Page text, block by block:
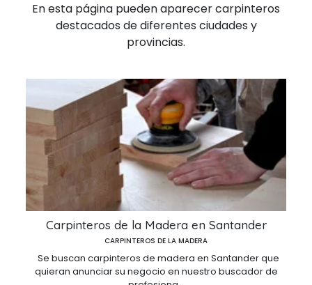
En esta página pueden aparecer carpinteros
destacados de diferentes ciudades y
provincias.
Carpinteros de la Madera en Santander
CARPINTEROS DE LA MADERA
Se buscan carpinteros de madera en Santander que
quieran anunciar su negocio en nuestro buscador de